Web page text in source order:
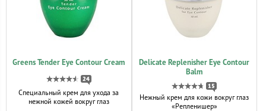
Greens Tender Eye Contour Cream
24
Специальный крем для ухода за
нежной кожей вокруг глаз
Delicate Replenisher Eye Contour
Balm
15
Нежный крем для кожи вокруг глаз
«Репленишер»